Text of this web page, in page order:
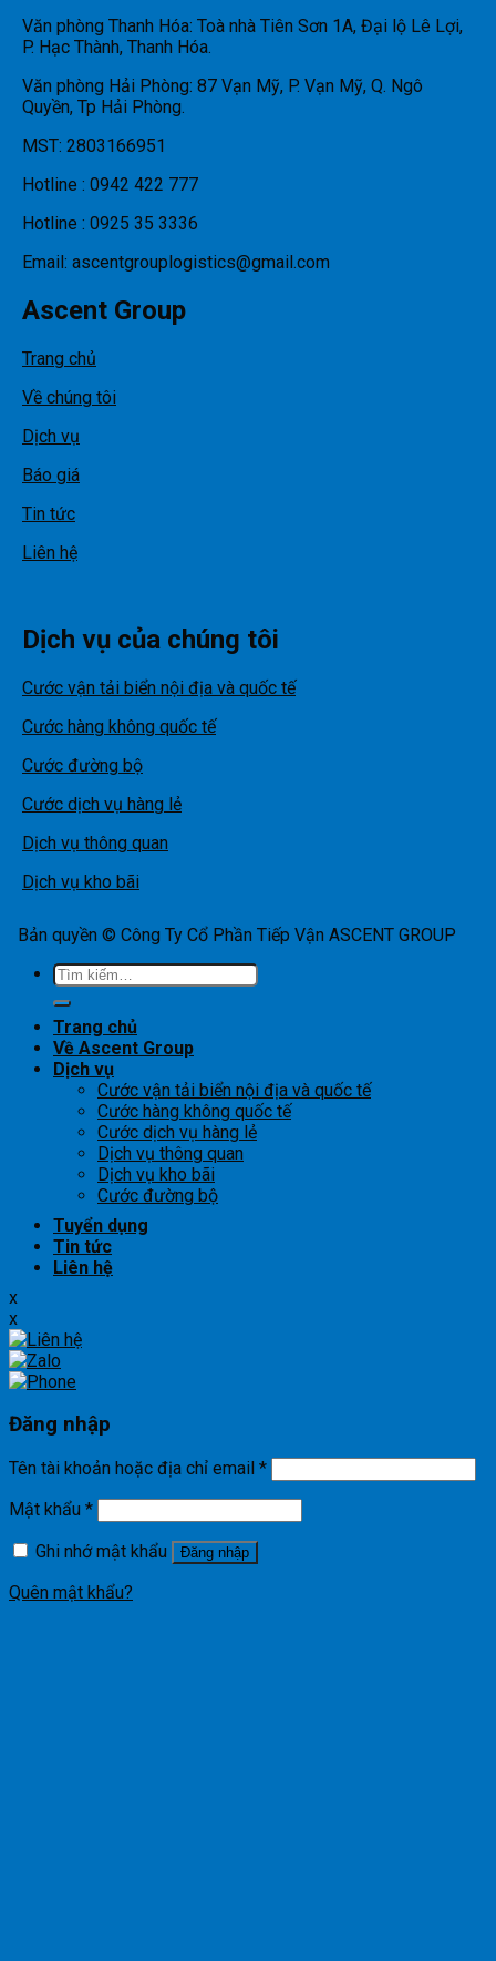
Văn phòng Thanh Hóa: Toà nhà Tiên Sơn 1A, Đại lộ Lê Lợi,
P. Hạc Thành, Thanh Hóa.
Văn phòng Hải Phòng: 87 Vạn Mỹ, P. Vạn Mỹ, Q. Ngô
Quyền, Tp Hải Phòng.
MST: 2803166951
Hotline : 0942 422 777
Hotline : 0925 35 3336
Email: ascentgrouplogistics@gmail.com
Ascent Group
Trang chủ
Về chúng tôi
Dịch vụ
Báo giá
Tin tức
Liên hệ
Dịch vụ của chúng tôi
Cước vận tải biển nội địa và quốc tế
Cước hàng không quốc tế
Cước đường bộ
Cước dịch vụ hàng lẻ
Dịch vụ thông quan
Dịch vụ kho bãi
Bản quyền © Công Ty Cổ Phần Tiếp Vận ASCENT GROUP
Tìm
kiếm:
Trang chủ
Về Ascent Group
Dịch vụ
Cước vận tải biển nội địa và quốc tế
Cước hàng không quốc tế
Cước dịch vụ hàng lẻ
Dịch vụ thông quan
Dịch vụ kho bãi
Cước đường bộ
Tuyển dụng
Tin tức
Liên hệ
x
x
Đăng nhập
Tên tài khoản hoặc địa chỉ email *
Mật khẩu *
Ghi nhớ mật khẩu
Đăng nhập
Quên mật khẩu?